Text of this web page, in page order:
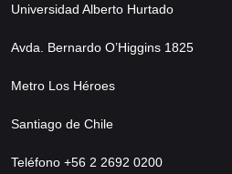
Universidad Alberto Hurtado
Avda. Bernardo O’Higgins 1825
Metro Los Héroes
Santiago de Chile
Teléfono +56 2 2692 0200